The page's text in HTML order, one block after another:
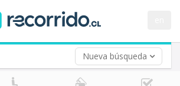
Nueva búsqueda
(opcional)